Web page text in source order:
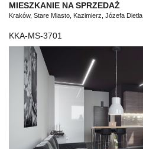
MIESZKANIE NA SPRZEDAŻ
Kraków, Stare Miasto, Kazimierz, Józefa Dietla
KKA-MS-3701